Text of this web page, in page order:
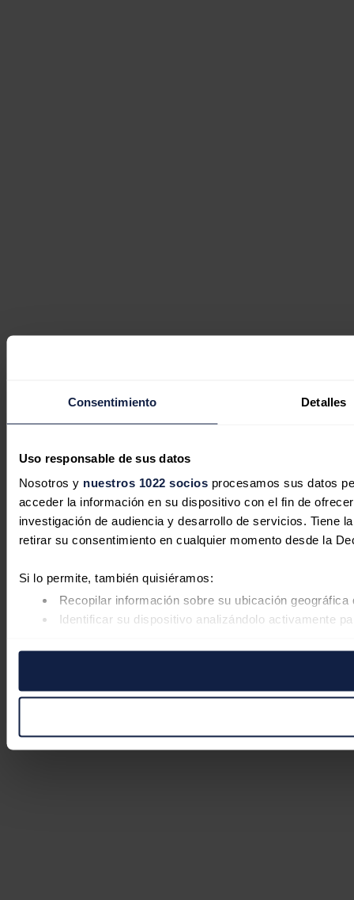
Consentimiento Detalles
Uso responsable de sus datos
Nosotros y nuestros 1022 sociosprocesamos sus datos
acceder la información en su dispositivo con el fin de
investigación de audiencia y desarrollo de servicios. Tiene
retirar su consentimiento en cualquier momento desde la
Si lo permite, también quisiéramos:
Recopilar información sobre su ubicación
Identificar su dispositivo analizándolo activamente
Las cookies de este sitio web se usan para personalizar el
pueden combinarla con otra información que les haya